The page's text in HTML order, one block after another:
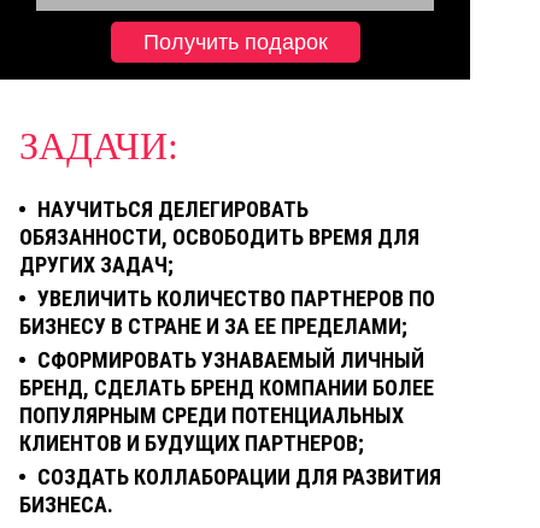
Получить подарок
ЗАДАЧИ:
НАУЧИТЬСЯ ДЕЛЕГИРОВАТЬ
ОБЯЗАННОСТИ, ОСВОБОДИТЬ ВРЕМЯ ДЛЯ
ДРУГИХ ЗАДАЧ;
УВЕЛИЧИТЬ КОЛИЧЕСТВО ПАРТНЕРОВ ПО
БИЗНЕСУ В СТРАНЕ И ЗА ЕЕ ПРЕДЕЛАМИ;
СФОРМИРОВАТЬ УЗНАВАЕМЫЙ ЛИЧНЫЙ
БРЕНД, СДЕЛАТЬ БРЕНД КОМПАНИИ БОЛЕЕ
ПОПУЛЯРНЫМ СРЕДИ ПОТЕНЦИАЛЬНЫХ
КЛИЕНТОВ И БУДУЩИХ ПАРТНЕРОВ;
СОЗДАТЬ КОЛЛАБОРАЦИИ ДЛЯ РАЗВИТИЯ
БИЗНЕСА.